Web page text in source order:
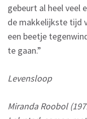
gebeurt al heel veel
de makkelijkste tijd
een beetje
te gaan.”
Levensloop
Miranda Roobol